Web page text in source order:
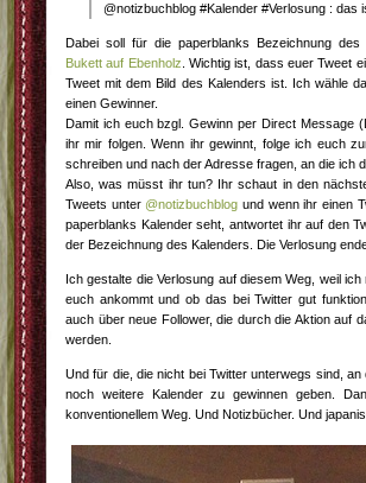
@notizbuchblog #Kalender #Verlosung : das
Dabei soll für die paperblanks Bezeichnung
Bukett auf Ebenholz . Wichtig ist, dass euer Tweet
Tweet mit dem Bild des Kalenders ist. Ich wähle
einen Gewinner.
Damit ich euch bzgl. Gewinn per Direct Message
ihr mir folgen. Wenn ihr gewinnt, folge ich euch
schreiben und nach der Adresse fragen, an die ich
Also, was müsst ihr tun? Ihr schaut in den
Tweets unter @notizbuchblog und wenn ihr einen
paperblanks Kalender seht, antwortet ihr auf den
der Bezeichnung des Kalenders. Die Verlosung
Ich gestalte die Verlosung auf diesem Weg, weil
euch ankommt und ob das bei Twitter gut
auch über neue Follower, die durch die Aktion auf
werden.
Und für die, die nicht bei Twitter unterwegs sind,
noch weitere Kalender zu gewinnen geben.
konventionellem Weg. Und Notizbücher. Und